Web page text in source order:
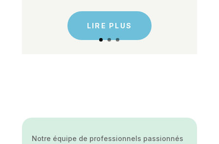
LIRE PLUS
Notre équipe de professionnels passionnés